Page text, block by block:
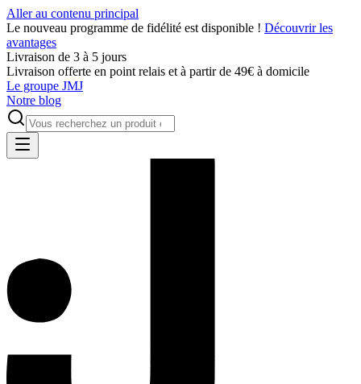
Aller au contenu principal
Le nouveau programme de fidélité est disponible ! Découvrir les
avantages
Livraison de 3 à 5 jours
Livraison offerte en point relais et à partir de 49€ à domicile
Le groupe JMJ
Notre blog